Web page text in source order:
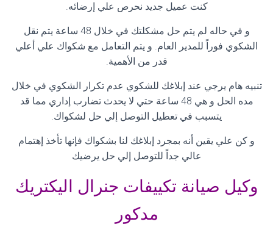
كنت عميل جديد نحرص علي إرضائه.
و في حاله لم يتم حل مشكلتك في خلال 48 ساعة يتم نقل
الشكوي فوراً للمدير العام. و يتم التعامل مع شكواك علي أعلي
قدر من الأهمية.
تنبيه هام يرجي عند إبلاغك للشكوي عدم تكرار الشكوي في خلال
مده الحل و هي 48 ساعة حتي لا يحدث تضارب إداري مما قد
يتسبب في تعطيل التوصل إلي حل لشكواك.
و كن علي يقين أنه بمجرد إبلاغك لنا بشكواك فإنها تأخذ إهتمام
عالي جداً للتوصل إلي حل يرضيك
وكيل صيانة تكييفات جنرال اليكتريك
مدكور